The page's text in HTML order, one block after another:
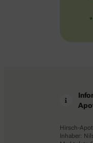
*
Hirsch-
Inhaber: